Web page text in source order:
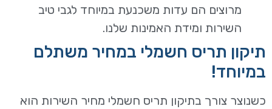
מרוצים הם עדות משכנעת במיוחד לגבי טיב
השירות ומידת האמינות שלנו.
תיקון תריס חשמלי במחיר משתלם
במיוחד!
כשנוצר צורך בתיקון תריס חשמלי מחיר השירות הוא